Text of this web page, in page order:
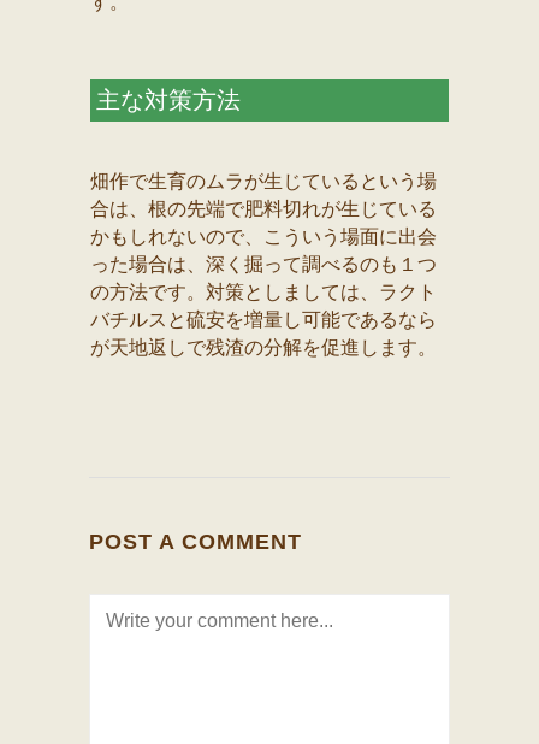
主な対策方法
畑作で生育のムラが生じているという場
合は、根の先端で肥料切れが生じている
かもしれないので、こういう場面に出会
った場合は、深く掘って調べるのも１つ
の方法です。対策としましては、ラクト
バチルスと硫安を増量し可能であるなら
が天地返しで残渣の分解を促進します。
POST A COMMENT